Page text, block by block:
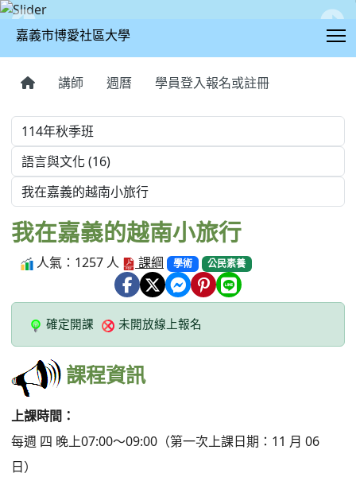
嘉義市博愛社區大學
講師 週曆 學員登入報名或註冊
學期
學程
課程
我在嘉義的越南小旅行
人氣：1257 人 課綱 學術 公民素養
確定開課 未開放線上報名
課程資訊
上課時間：
每週 四 晚上07:00～09:00（第一次上課日期：11 月 06
日）